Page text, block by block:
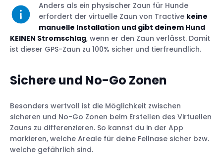
Anders als ein physischer Zaun für Hunde
erfordert der virtuelle Zaun von Tractive keine
manuelle Installation und gibt deinem Hund
KEINEN Stromschlag, wenn er den Zaun verlässt. Damit
ist dieser GPS-Zaun zu 100% sicher und tierfreundlich.
Sichere und No-Go Zonen
Besonders wertvoll ist die Möglichkeit zwischen
sicheren und No-Go Zonen beim Erstellen des Virtuellen
Zauns zu differenzieren. So kannst du in der App
markieren, welche Areale für deine Fellnase sicher bzw.
welche gefährlich sind.